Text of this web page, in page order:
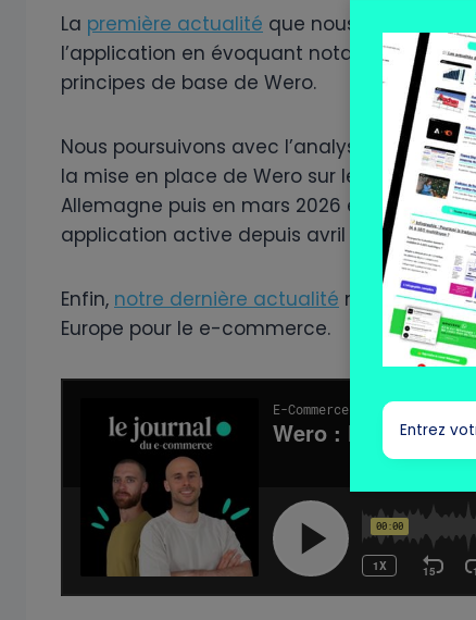
La première actualité que nous décryptons
l’application en évoquant notamment la
principes de base de Wero.
Nous poursuivons avec l’analyse de notre
la mise en place de Wero sur le marché
Allemagne puis en mars 2026 en Belgique
application active depuis avril 2026.
Enfin, notre dernière actualité nous permet
Europe pour le e-commerce.